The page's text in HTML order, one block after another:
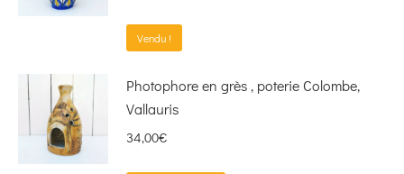
Vendu !
Photophore en grès , poterie Colombe,
Vallauris
34,00€